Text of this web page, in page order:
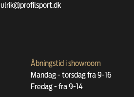
ulrik@profilsport.dk
Åbningstid i showroom
Mandag - torsdag fra 9-16
Fredag - fra 9-14